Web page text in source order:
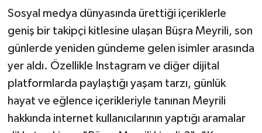
Sosyal medya dünyasında ürettiği içeriklerle
geniş bir takipçi kitlesine ulaşan Büşra Meyrili, son
günlerde yeniden gündeme gelen isimler arasında
yer aldı. Özellikle Instagram ve diğer dijital
platformlarda paylaştığı yaşam tarzı, günlük
hayat ve eğlence içerikleriyle tanınan Meyrili
hakkında internet kullanıcılarının yaptığı aramalar